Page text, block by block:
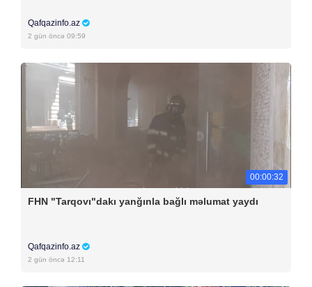
Qafqazinfo.az
2 gün öncə 09:59
00:00:32
FHN "Tarqovı"dakı yanğınla bağlı məlumat yaydı
Qafqazinfo.az
2 gün öncə 12:11